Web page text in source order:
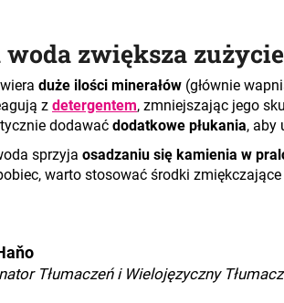
zwiększa
duże ilości minerałów (głównie
z detergentem, zmniejszając jego
dodawać dodatkowe płukania, aby
sprzyja osadzaniu się kamienia w
warto stosować środki
Tłumaczeń i Wielojęzyczny Tłumacz